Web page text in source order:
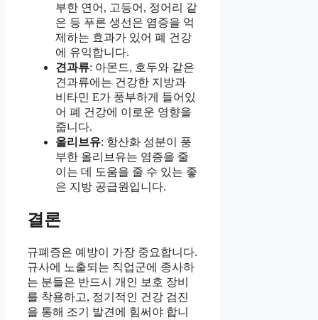
부한 연어, 고등어, 정어리 같
은 등 푸른 생선은 염증을 억
제하는 효과가 있어 폐 건강
에 유익합니다.
견과류: 아몬드, 호두와 같은
견과류에는 건강한 지방과
비타민 E가 풍부하게 들어있
어 폐 건강에 이로운 영향을
줍니다.
올리브유: 항산화 성분이 풍
부한 올리브유는 염증을 줄
이는 데 도움을 줄 수 있는 좋
은 지방 공급원입니다.
결론
규폐증은 예방이 가장 중요합니다.
규사에 노출되는 직업군에 종사하
는 분들은 반드시 개인 보호 장비
를 착용하고, 정기적인 건강 검진
을 통해 조기 발견에 힘써야 합니